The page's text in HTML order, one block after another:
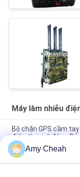
Máy làm nhiễu
Bộ chặn GPS cầm
điện thoại di động
28 Bands Máy nhiễu
VHF 315 433 12
Amy Cheah